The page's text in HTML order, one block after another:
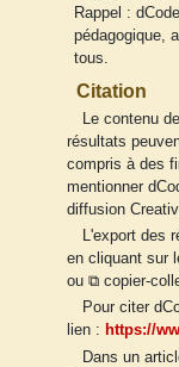
Rappel :
pédagogique,
tous.
Citation
Le contenu
résultats
compris à des
mentionner
diffusion
L'export des
en cliquant sur
ou ⧉ copier-
Pour citer
lien : https://
Dans un